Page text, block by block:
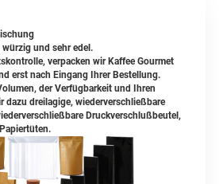
und sehr edel.
verpacken wir Kaffee Gourmet
erst nach Eingang Ihrer Bestellung.
der Verfügbarkeit und Ihren
dazu dreilagige, wiederverschließbare
Druckverschlußbeutel,